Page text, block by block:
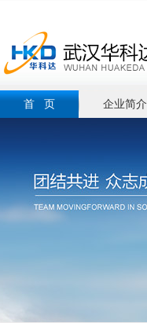
首 页 企业简介